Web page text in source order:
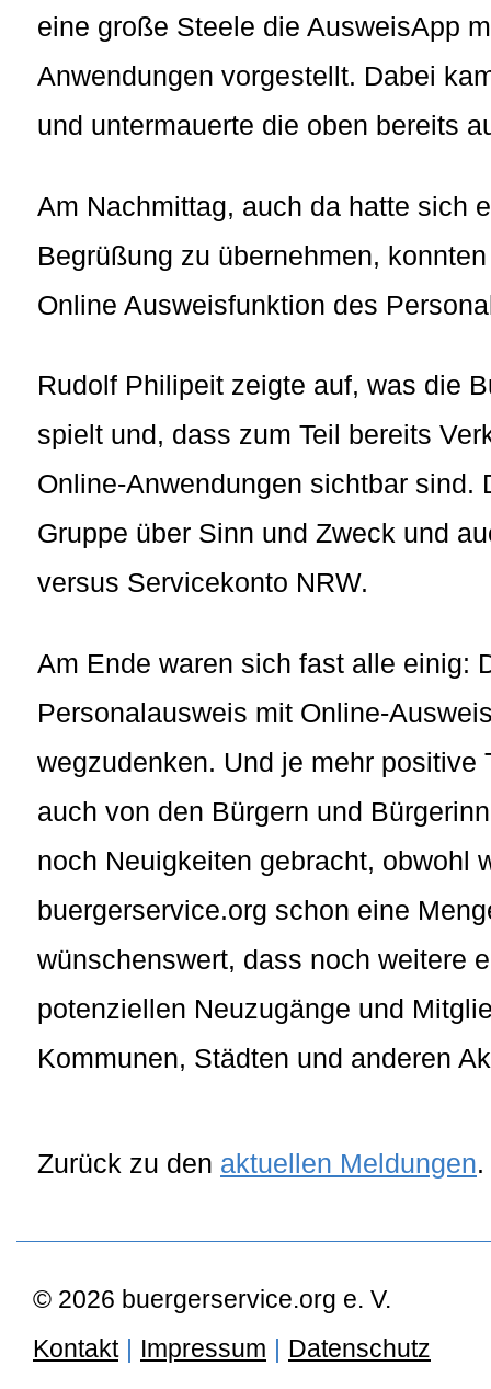
eine große Steele die AusweisApp
Anwendungen vorgestellt. Dabei
und untermauerte die oben bereits
Am Nachmittag, auch da hatte sich
Begrüßung zu übernehmen,
Online Ausweisfunktion des
Rudolf Philipeit zeigte auf, was die
spielt und, dass zum Teil bereits
Online-Anwendungen sichtbar sind.
Gruppe über Sinn und Zweck und
versus Servicekonto NRW.
Am Ende waren sich fast alle einig:
Personalausweis mit Online-
wegzudenken. Und je mehr
auch von den Bürgern und
noch Neuigkeiten gebracht, obwohl
buergerservice.org schon eine
wünschenswert, dass noch weitere
potenziellen Neuzugänge und
Kommunen, Städten und anderen
Zurück zu den aktuellen Meldungen.
© 2026 buergerservice.org e. V.
Kontakt
Impressum Datenschutz